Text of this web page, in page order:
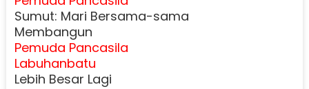
Sumut: Mari Bersama-sama
Membangun
Pemuda Pancasila
Labuhanbatu
Lebih Besar Lagi